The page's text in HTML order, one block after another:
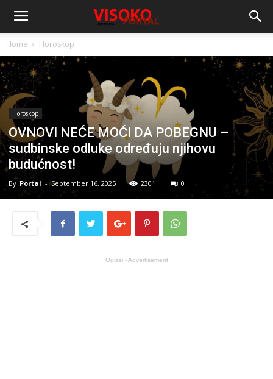
Home Horoskop
Horoskop
OVNOVI NEĆE MOĆI DA POBEGNU –
sudbinske odluke određuju njihovu
budućnost!
By Portal - September 16, 2025 2301 0
Oglasi - Advertisement